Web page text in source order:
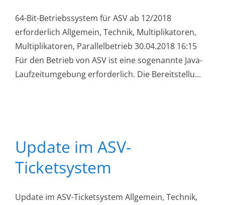
64-Bit-Betriebssystem für ASV ab 12/2018
erforderlich Allgemein, Technik, Multiplikatoren,
Multiplikatoren, Parallelbetrieb 30.04.2018 16:15
Für den Betrieb von ASV ist eine sogenannte Java-
Laufzeitumgebung erforderlich. Die Bereitstellu...
Update im ASV-
Ticketsystem
Update im ASV-Ticketsystem Allgemein, Technik,